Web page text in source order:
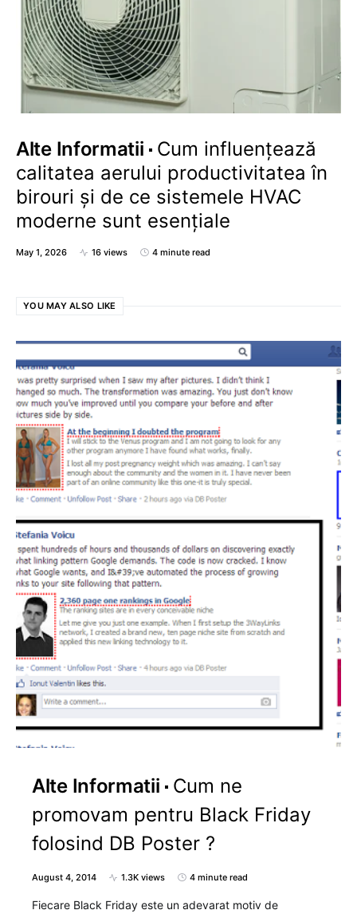
Alte Informatii
Cum influențează
calitatea aerului productivitatea în
birouri și de ce sistemele HVAC
moderne sunt esențiale
May 1, 2026 16 views 4 minute read
YOU MAY ALSO LIKE
Alte Informatii
Cum ne
promovam pentru Black Friday
folosind DB Poster ?
August 4, 2014 1.3K views 4 minute read
Fiecare Black Friday este un adevarat motiv de